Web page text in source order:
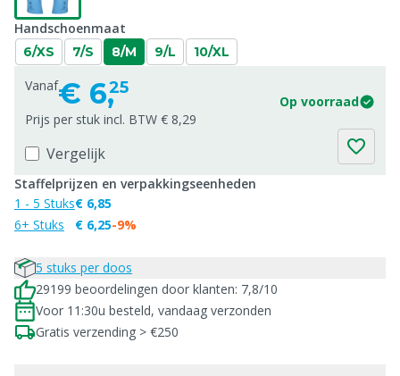
Handschoenmaat
6/XS 7/S 8/M 9/L 10/XL
Vanaf€ 6,25
Op voorraad
Prijs per stuk incl. BTW € 8,29
Vergelijk
Staffelprijzen en verpakkingseenheden
1 - 5 Stuks
6+ Stuks
€ 6,85
€ 6,25-9%
5 stuks per doos
29199 beoordelingen door klanten: 7,8/10
Voor 11:30u besteld, vandaag verzonden
Gratis verzending > €250